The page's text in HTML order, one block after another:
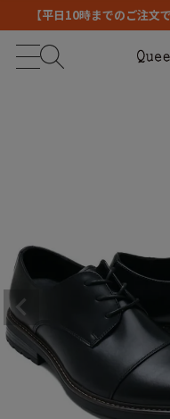
【平日10時までのご注文